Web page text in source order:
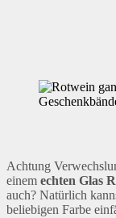
Achtung
einem echten Glas
auch? Natürlich
beliebigen Farbe